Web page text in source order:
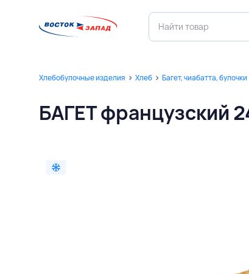
Хлебобулочные изделия Хлеб Багет, чиабатта, булочки
БАГЕТ французский